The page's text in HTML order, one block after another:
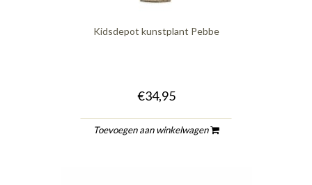
Kidsdepot kunstplant Pebbe
€34,95
Toevoegen aan winkelwagen